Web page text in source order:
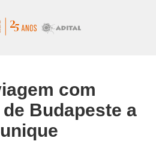
com
Budapeste a